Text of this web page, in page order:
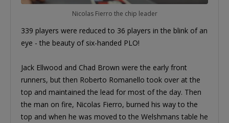
Nicolas Fierro the chip leader
339 players were reduced to 36 players in the blink of an
eye - the beauty of six-handed PLO!
Jack Ellwood and Chad Brown were the early front
runners, but then Roberto Romanello took over at the
top and maintained the lead for most of the day. Then
the man on fire, Nicolas Fierro, burned his way to the
top and when he was moved to the Welshmans table he